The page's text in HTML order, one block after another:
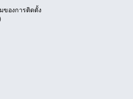
ของการติดตั้ง